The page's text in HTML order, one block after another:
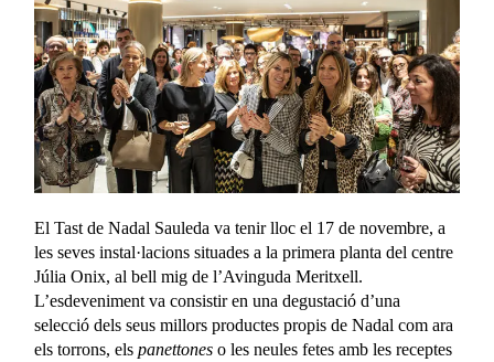
El Tast de Nadal Sauleda va tenir lloc el 17 de novembre, a
les seves instal·lacions situades a la primera planta del centre
Júlia Onix, al bell mig de l’Avinguda Meritxell.
L’esdeveniment va consistir en una degustació d’una
selecció dels seus millors productes propis de Nadal com ara
els torrons, elspanettones o les neules fetes amb les receptes